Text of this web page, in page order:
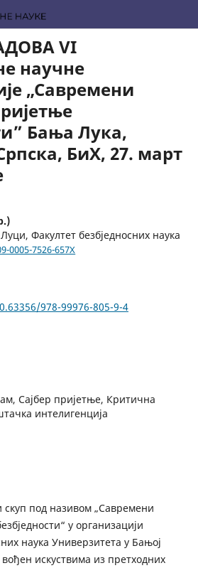
VI
научне
„Савремени
Бања Лука,
БиХ, 27. март
Факултет безбједносних наука
0005-7526-657X
978-99976-805-9-4
Сајбер пријетње, Критична
интелигенција
под називом „Савремени
у организацији
наука Универзитета у Бањој
искуствима из претходних